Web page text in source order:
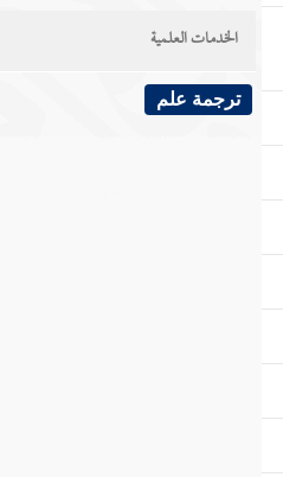
الخدمات العلمية
ترجمة علم